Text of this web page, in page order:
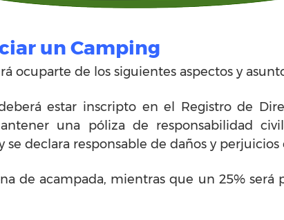
un Camping
ocuparte de los siguientes aspectos y
estar inscripto en el Registro de
una póliza de responsabilidad
declara responsable de daños y perjuicios
de acampada, mientras que un 25% será